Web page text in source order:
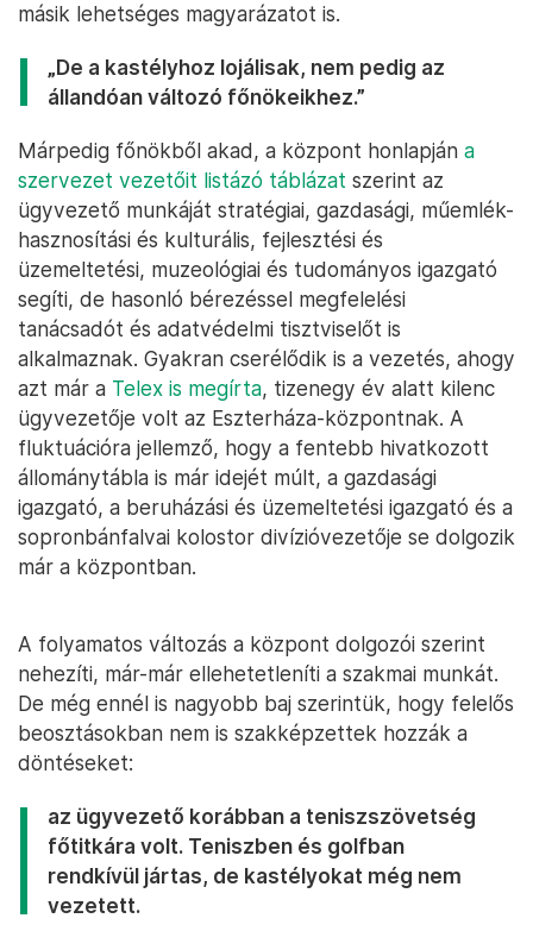
másik lehetséges magyarázatot is.
„De a kastélyhoz lojálisak, nem pedig az
állandóan változó főnökeikhez.”
Márpedig főnökből akad, a központ honlapján a
szervezet vezetőit listázó táblázat szerint az
ügyvezető munkáját stratégiai, gazdasági, műemlék-
hasznosítási és kulturális, fejlesztési és
üzemeltetési, muzeológiai és tudományos igazgató
segíti, de hasonló bérezéssel megfelelési
tanácsadót és adatvédelmi tisztviselőt is
alkalmaznak. Gyakran cserélődik is a vezetés, ahogy
azt már a Telex is megírta, tizenegy év alatt kilenc
ügyvezetője volt az Eszterháza-központnak. A
fluktuációra jellemző, hogy a fentebb hivatkozott
állománytábla is már idejét múlt, a gazdasági
igazgató, a beruházási és üzemeltetési igazgató és a
sopronbánfalvai kolostor divízióvezetője se dolgozik
már a központban.
A folyamatos változás a központ dolgozói szerint
nehezíti, már-már ellehetetleníti a szakmai munkát.
De még ennél is nagyobb baj szerintük, hogy felelős
beosztásokban nem is szakképzettek hozzák a
döntéseket:
az ügyvezető korábban a teniszszövetség
főtitkára volt. Teniszben és golfban
rendkívül jártas, de kastélyokat még nem
vezetett.